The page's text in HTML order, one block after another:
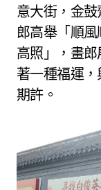
意大街，金
郎高舉「順
高照」，畫
著一種福運
期許。